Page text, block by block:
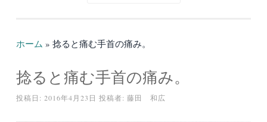
ホーム » 捻ると痛む手首の痛み。
捻ると痛む手首の痛み。
投稿日: 2016年4月23日 投稿者: 藤田 和広